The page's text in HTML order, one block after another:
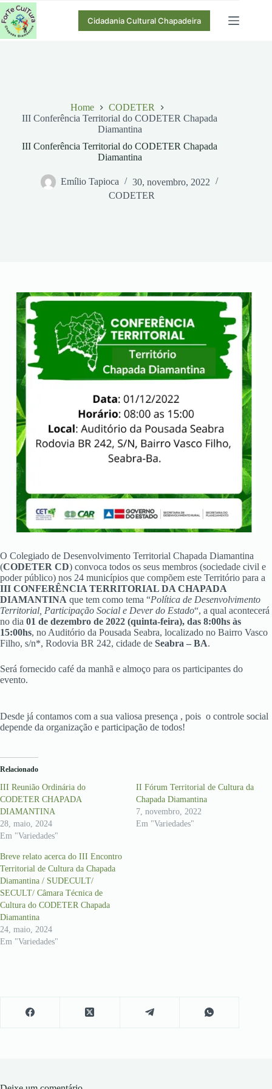
Pular
para
o
conteúdo
Cidadania Cultural Chapadeira
Home
CODETER
III Conferência Territorial do CODETER Chapada
Diamantina
III Conferência Territorial do CODETER Chapada
Diamantina
Emílio Tapioca
30, novembro, 2022
CODETER
O Colegiado de Desenvolvimento Territorial Chapada Diamantina
(CODETER CD) convoca todos os seus membros (sociedade civil e
poder público) nos 24 municípios que compõem este Território para a
III CONFERÊNCIA TERRITORIAL DA CHAPADA
DIAMANTINA que tem como tema “Política de Desenvolvimento
Territorial, Participação Social e Dever do Estado“, a qual acontecerá
no dia 01 de dezembro de 2022 (quinta-feira), das 8:00hs às
15:00hs, no Auditório da Pousada Seabra, localizado no Bairro Vasco
Filho, s/n*, Rodovia BR 242, cidade de Seabra – BA.
Será fornecido café da manhã e almoço para os participantes do
evento.
Desde já contamos com a sua valiosa presença , pois o controle social
depende da organização e participação de todos!
Relacionado
III Reunião Ordinária do
CODETER CHAPADA
DIAMANTINA
28, maio, 2024
Em "Variedades"
II Fórum Territorial de Cultura da
Chapada Diamantina
7, novembro, 2022
Em "Variedades"
Breve relato acerca do III Encontro
Territorial de Cultura da Chapada
Diamantina / SUDECULT/
SECULT/ Câmara Técnica de
Cultura do CODETER Chapada
Diamantina
24, maio, 2024
Em "Variedades"